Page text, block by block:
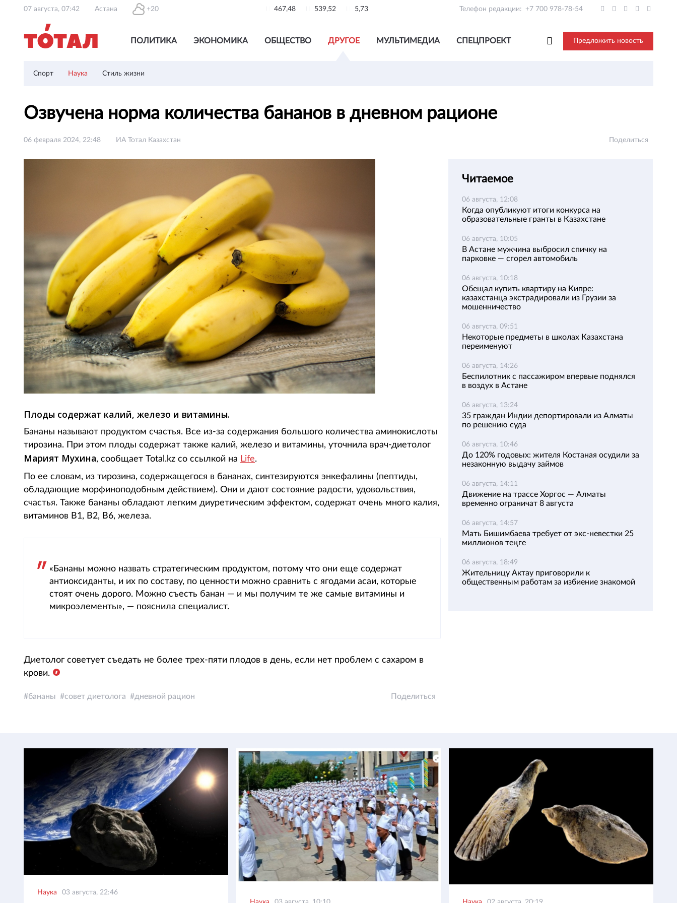
07 августа, 07:42 Астана +20 467,48 539,52 5,73 Телефон редакции: +7 700 978-78-54
ПОЛИТИКА ЭКОНОМИКА ОБЩЕСТВО ДРУГОЕ МУЛЬТИМЕДИА СПЕЦПРОЕКТ Предложить новость
Спорт Наука Стиль жизни
Озвучена норма количества бананов в дневном рационе
06 февраля 2024, 22:48 ИА Тотал Казахстан Поделиться
Плоды содержат калий, железо и витамины.
Бананы называют продуктом счастья. Все из-за содержания большого количества аминокислоты
тирозина. При этом плоды содержат также калий, железо и витамины, уточнила врач-диетолог
Марият Мухина, сообщает Total.kz со ссылкой на Life.
По ее словам, из тирозина, содержащегося в бананах, синтезируются энкефалины (пептиды,
обладающие морфиноподобным действием). Они и дают состояние радости, удовольствия,
счастья. Также бананы обладают легким диуретическим эффектом, содержат очень много калия,
витаминов B1, B2, B6, железа.
«Бананы можно назвать стратегическим продуктом, потому что они еще содержат
антиоксиданты, и их по составу, по ценности можно сравнить с ягодами асаи, которые
стоят очень дорого. Можно съесть банан — и мы получим те же самые витамины и
микроэлементы», — пояснила специалист.
Диетолог советует съедать не более трех-пяти плодов в день, если нет проблем с сахаром в
крови.
бананы совет диетолога дневной рацион Поделиться
Читаемое
06 августа, 12:08
Когда опубликуют итоги конкурса на
образовательные гранты в Казахстане
06 августа, 10:05
В Астане мужчина выбросил спичку на
парковке — сгорел автомобиль
06 августа, 10:18
Обещал купить квартиру на Кипре:
казахстанца экстрадировали из Грузии за
мошенничество
06 августа, 09:51
Некоторые предметы в школах Казахстана
переименуют
06 августа, 14:26
Беспилотник с пассажиром впервые поднялся
в воздух в Астане
06 августа, 13:24
35 граждан Индии депортировали из Алматы
по решению суда
06 августа, 10:46
До 120% годовых: жителя Костаная осудили за
незаконную выдачу займов
06 августа, 14:11
Движение на трассе Хоргос — Алматы
временно ограничат 8 августа
06 августа, 14:57
Мать Бишимбаева требует от экс-невестки 25
миллионов теңге
06 августа, 18:49
Жительницу Актау приговорили к
общественным работам за избиение знакомой
Наука
03 августа, 22:46